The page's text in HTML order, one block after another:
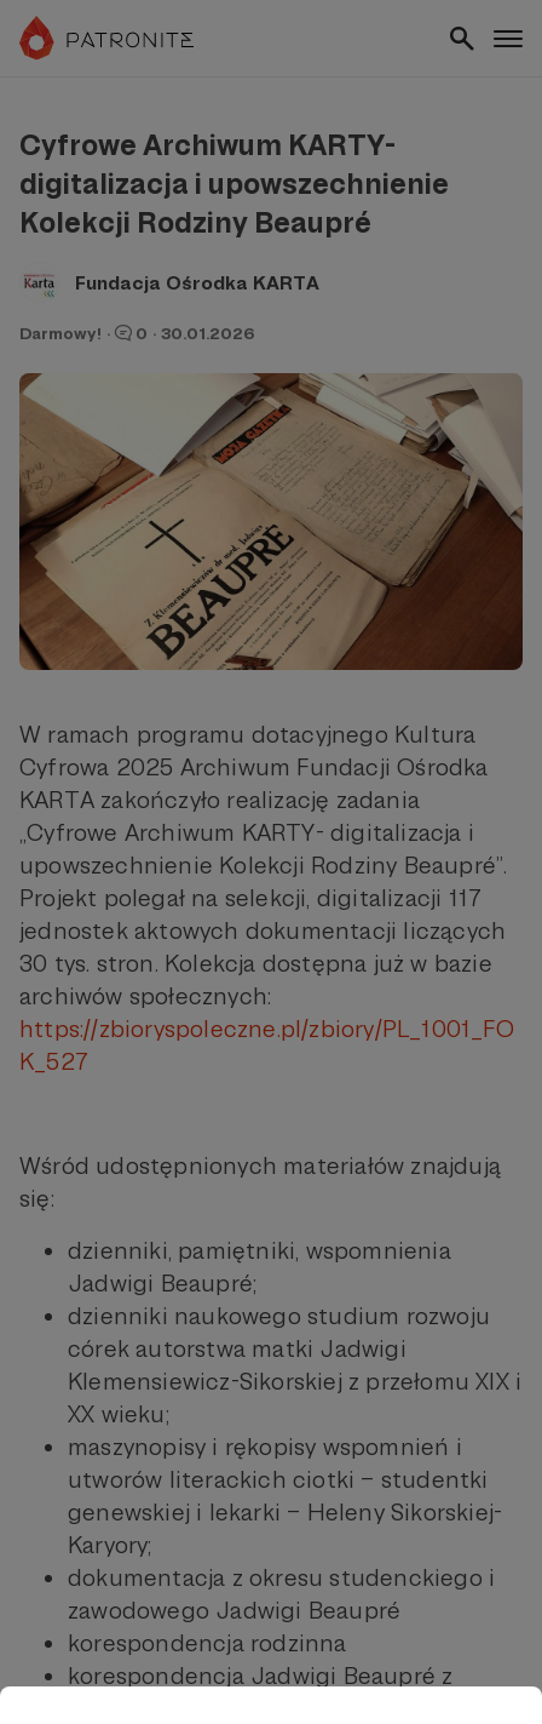
Cyfrowe Archiwum KARTY-
digitalizacja i upowszechnienie
Kolekcji Rodziny Beaupré
Fundacja Ośrodka KARTA
Darmowy! · 0 · 30.01.2026
W ramach programu dotacyjnego Kultura
Cyfrowa 2025 Archiwum Fundacji Ośrodka
KARTA zakończyło realizację zadania
„Cyfrowe Archiwum KARTY- digitalizacja i
upowszechnienie Kolekcji Rodziny Beaupré”.
Projekt polegał na selekcji, digitalizacji 117
jednostek aktowych dokumentacji liczących
30 tys. stron. Kolekcja dostępna już w bazie
archiwów społecznych:
https://zbioryspoleczne.pl/zbiory/PL_1001_FO
K_527
Wśród udostępnionych materiałów znajdują
się:
dzienniki, pamiętniki, wspomnienia
Jadwigi Beaupré;
dzienniki naukowego studium rozwoju
córek autorstwa matki Jadwigi
Klemensiewicz-Sikorskiej z przełomu XIX i
XX wieku;
maszynopisy i rękopisy wspomnień i
utworów literackich ciotki – studentki
genewskiej i lekarki – Heleny Sikorskiej-
Karyory;
dokumentacja z okresu studenckiego i
zawodowego Jadwigi Beaupré
korespondencja rodzinna
korespondencja Jadwigi Beaupré z